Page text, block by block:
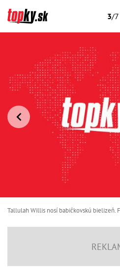
3/7
Tallulah Willis nosí babičkovskú bielizeň.